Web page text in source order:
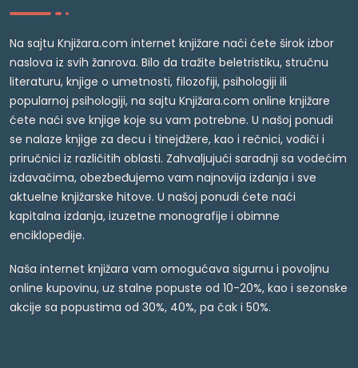
Na sajtu Knjižara.com internet knjižare naći ćete širok izbor
naslova iz svih žanrova. Bilo da tražite beletristiku, stručnu
literaturu, knjige o umetnosti, filozofiji, psihologiji ili
popularnoj psihologiji, na sajtu Knjižara.com online knjižare
ćete naći sve knjige koje su vam potrebne. U našoj ponudi
se nalaze knjige za decu i tinejdžere, kao i rečnici, vodiči i
priručnici iz različitih oblasti. Zahvaljujući saradnji sa vodećim
izdavačima, obezbeđujemo vam najnovija izdanja i sve
aktuelne knjižarske hitove. U našoj ponudi ćete naći
kapitalna izdanja, izuzetne monografije i obimne
enciklopedije.
Naša internet knjižara vam omogućava sigurnu i povoljnu
online kupovinu, uz stalne popuste od 10-20%, kao i sezonske
akcije sa popustima od 30%, 40%, pa čak i 50%.